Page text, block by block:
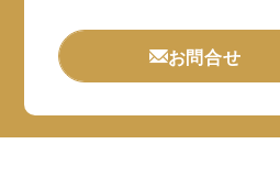
お問合せ